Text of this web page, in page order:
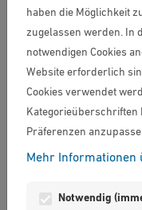
Für das laufende
Sponsoringanfragen
sind ab 2027
Jährlich erreichen
und Ihnen innert
Tool möglich.
haben die Möglichkeit
zugelassen werden. In
notwendigen Cookies
Website erforderlich
Cookies verwendet
Präferenzen
Mehr Informationen
Notwendig